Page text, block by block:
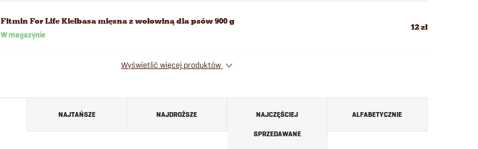
Fitmin For Life Kiełbasa mięsna z wołowiną dla psów 900 g
W magazynie
12 zł
Wyświetlić więcej produktów
NAJTAŃSZE NAJDROŻSZE NAJCZĘŚCIEJ
SPRZEDAWANE
ALFABETYCZNIE